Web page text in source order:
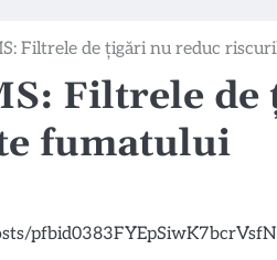
Filtrele de țigări nu reduc
Filtrele
fumatului